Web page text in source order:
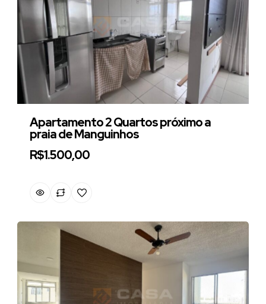
Apartamento 2 Quartos próximo a
praia de Manguinhos
R$1.500,00